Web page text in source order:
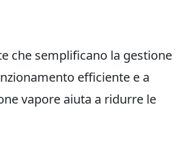
che semplificano la gestione
efficiente e a
vapore aiuta a ridurre le